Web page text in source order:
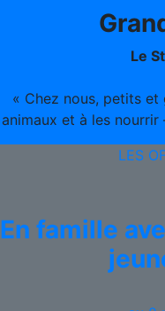
LES
En famille
Le
« Chez nous, petits
animaux et à les